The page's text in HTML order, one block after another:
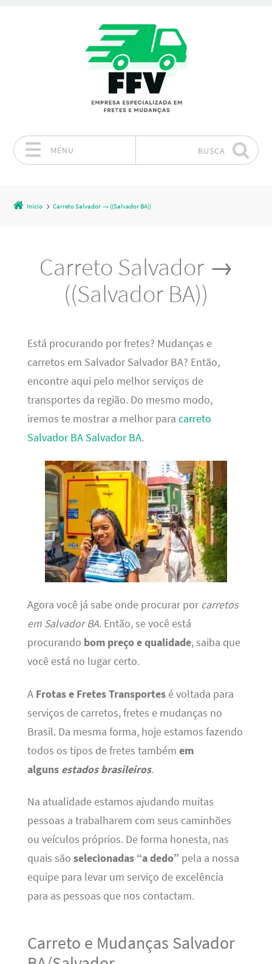
MENU BUSCA
Início Carreto Salvador → ((Salvador BA))
Carreto Salvador →
((Salvador BA))
Está procurando por fretes? Mudanças e
carretos em Salvador Salvador BA? Então,
encontre aqui pelo melhor serviços de
transportes da região. Do mesmo modo,
iremos te mostrar a melhor para carreto
Salvador BA Salvador BA.
Agora você já sabe onde procurar por carretos
em Salvador BA. Então, se você está
procurando bom preço e qualidade, saiba que
você está no lugar certo.
AFrotas e Fretes Transportesé voltada para
serviços de carretos, fretes e mudanças no
Brasil. Da mesma forma, hoje estamos fazendo
todos os tipos de fretes também em
alguns estados brasileiros.
Na atualidade estamos ajudando muitas
pessoas a trabalharem com seus caminhões
ou veículos próprios. De forma honesta, nas
quais são selecionadas “a dedo” pela a nossa
equipe para levar um serviço de excelência
para as pessoas que nos contactam.
Carreto e Mudanças Salvador